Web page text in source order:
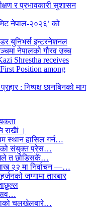
र प्रभावकारी सुशासन
नेपाल-२०२६’ को
युनिभर्स इन्टरनेशनल
नेपालको गौरव उच्च
Shrestha receives
Position among
: निष्पक्ष छानबिनको माग
राखैां ।
स्थान हासिल गर्न…
संयुक्त प्रेस…
मैले त छोडिसकें…
२२ मा निर्वाचन —…
जग्गामा तारबार
चलखेलबारे…